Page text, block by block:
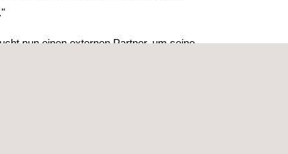
nun einen externen Partner, um seine